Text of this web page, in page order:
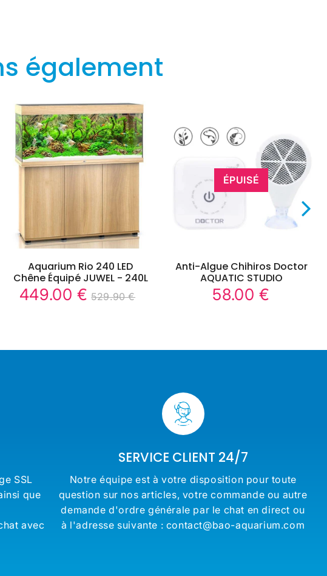
également
Aquarium Rio 240 LED
Chêne Équipé JUWEL - 240L
Prix
449.00 € 449.00
Prix
529.90 €
ÉPUISÉ
Anti-Algue Chihiros Doctor
AQUATIC STUDIO
Prix
58.00 €
SSL
que
avec
SERVICE CLIENT 24/7
Notre équipe est à votre disposition pour toute
question sur nos articles, votre commande ou autre
demande d'ordre générale par le chat en direct ou
à l'adresse suivante : contact@bao-aquarium.com